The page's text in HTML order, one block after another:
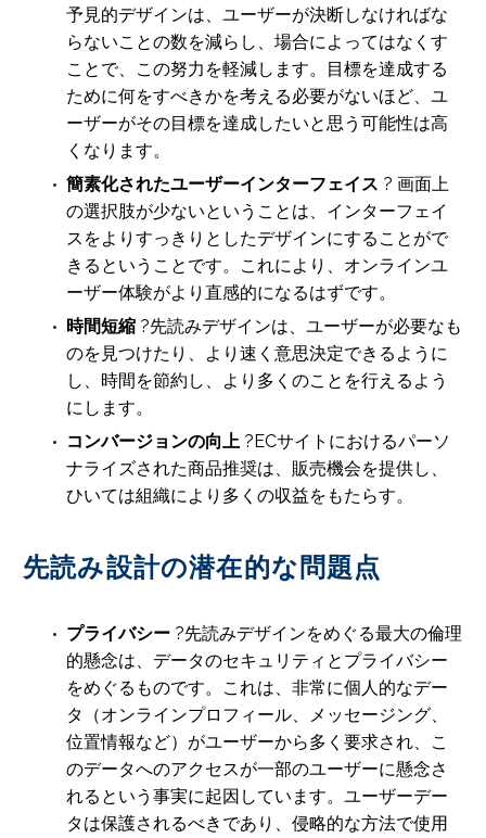
予見的デザインは、ユーザーが決断しなければな
らないことの数を減らし、場合によってはなくす
ことで、この努力を軽減します。目標を達成する
ために何をすべきかを考える必要がないほど、ユ
ーザーがその目標を達成したいと思う可能性は高
くなります。
簡素化されたユーザーインターフェイス ? 画面上
の選択肢が少ないということは、インターフェイ
スをよりすっきりとしたデザインにすることがで
きるということです。これにより、オンラインユ
ーザー体験がより直感的になるはずです。
時間短縮 ?先読みデザインは、ユーザーが必要なも
のを見つけたり、より速く意思決定できるように
し、時間を節約し、より多くのことを行えるよう
にします。
コンバージョンの向上 ?ECサイトにおけるパーソ
ナライズされた商品推奨は、販売機会を提供し、
ひいては組織により多くの収益をもたらす。
先読み設計の潜在的な問題点
プライバシー ?先読みデザインをめぐる最大の倫理
的懸念は、データのセキュリティとプライバシー
をめぐるものです。これは、非常に個人的なデー
タ（オンラインプロフィール、メッセージング、
位置情報など）がユーザーから多く要求され、こ
のデータへのアクセスが一部のユーザーに懸念さ
れるという事実に起因しています。ユーザーデー
タは保護されるべきであり、侵略的な方法で使用